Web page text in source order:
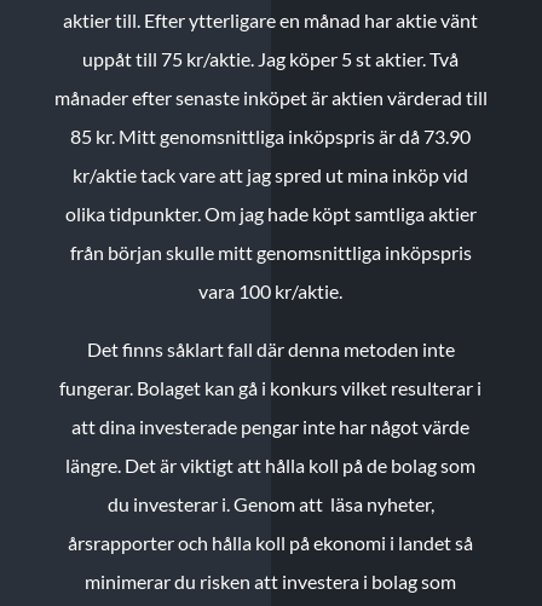
aktier till. Efter ytterligare en månad har aktie vänt
uppåt till 75 kr/aktie. Jag köper 5 st aktier.Två
månader efter senaste inköpet är aktien värderad till
85 kr. Mitt genomsnittliga inköpspris är då 73.90
kr/aktie tack vare att jag spred ut mina inköp vid
olika tidpunkter. Om jag hade köpt samtliga aktier
från början skulle mitt genomsnittliga inköpspris
vara 100 kr/aktie.
Det finns såklart fall där denna metoden inte
fungerar. Bolaget kan gå i konkurs vilket resulterar i
att dina investerade pengar inte har något värde
längre. Det är viktigt att hålla koll på de bolag som
du investerar i. Genom att läsa nyheter,
årsrapporter och hålla koll på ekonomi i landet så
minimerar du risken att investera i bolag som